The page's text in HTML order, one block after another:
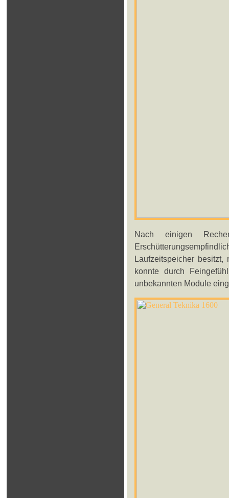
Nach einigen
Laufzeitspeicher
konnte durch
unbekannten Module